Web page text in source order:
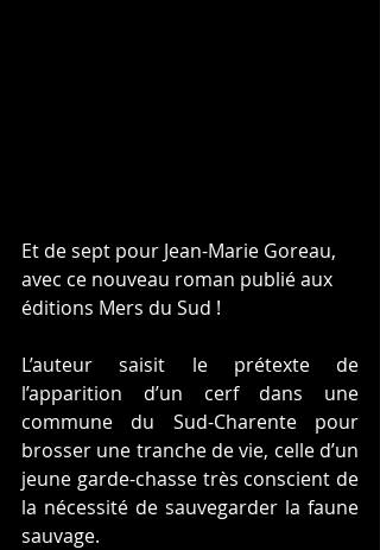
Et de sept pour Jean-Marie Goreau,
avec ce nouveau roman publié aux
éditions Mers du Sud !
L’auteur saisit le prétexte de
l’apparition d’un cerf dans une
commune du Sud-Charente pour
brosser une tranche de vie, celle d’un
jeune garde-chasse très conscient de
la nécessité de sauvegarder la faune
sauvage.